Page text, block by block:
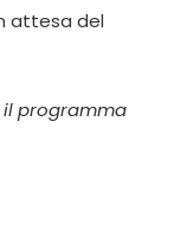
attesa del
programma